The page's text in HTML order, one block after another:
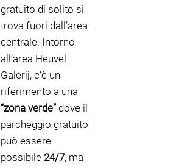
gratuito di solito si
trova fuori dall’area
centrale. Intorno
all’area Heuvel
Galerij, c’è un
riferimento a una
“zona verde” dove il
parcheggio gratuito
può essere
possibile 24/7, ma